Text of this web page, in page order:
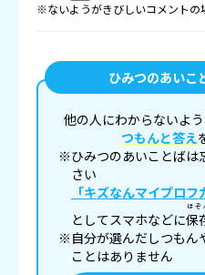
※ないようがきびしいコメントの
ひみつのあいこ
他の人にわからないよう
つもんと答え
※ひみつのあいことばは
さい
「キズなんマイプロフ
としてスマホなどに保
ほぞ
※自分が選んだしつもん
ことはありません